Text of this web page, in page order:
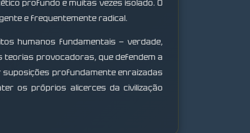
profundo e muitas vezes isolado. O
e frequentemente radical.
humanos fundamentais — verdade,
teorias provocadoras, que defendem a
profundamente enraizadas
os próprios alicerces da civilização